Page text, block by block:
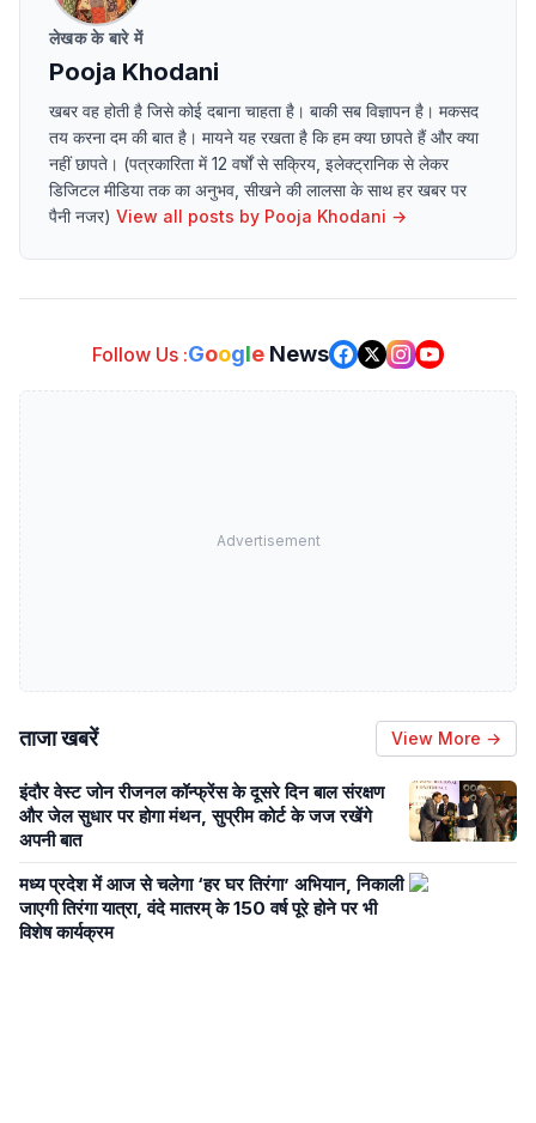
लेखक के बारे में
Pooja Khodani
खबर वह होती है जिसे कोई दबाना चाहता है। बाकी सब विज्ञापन है। मकसद
तय करना दम की बात है। मायने यह रखता है कि हम क्या छापते हैं और क्या
नहीं छापते। (पत्रकारिता में 12 वर्षों से सक्रिय, इलेक्ट्रानिक से लेकर
डिजिटल मीडिया तक का अनुभव, सीखने की लालसा के साथ हर खबर पर
पैनी नजर) View all posts by Pooja Khodani →
Follow Us :Google News
Advertisement
ताजा खबरें View More →
इंदौर वेस्ट जोन रीजनल कॉन्फ्रेंस के दूसरे दिन बाल संरक्षण
और जेल सुधार पर होगा मंथन, सुप्रीम कोर्ट के जज रखेंगे
अपनी बात
मध्य प्रदेश में आज से चलेगा ‘हर घर तिरंगा’ अभियान, निकाली
जाएगी तिरंगा यात्रा, वंदे मातरम् के 150 वर्ष पूरे होने पर भी
विशेष कार्यक्रम